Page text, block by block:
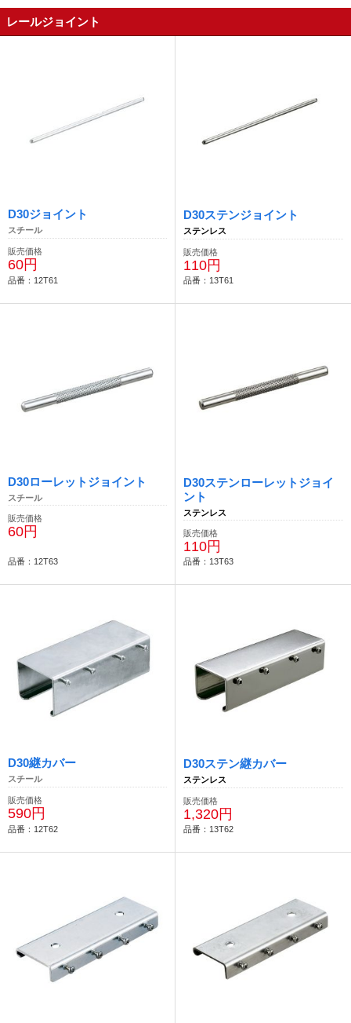
レールジョイント
D30ジョイント
スチール
販売価格
60円
品番：12T61
D30ステンジョイント
ステンレス
販売価格
110円
品番：13T61
D30ローレットジョイント
スチール
販売価格
60円
品番：12T63
D30ステンローレットジョイ
ント
ステンレス
販売価格
110円
品番：13T63
D30継カバー
スチール
販売価格
590円
品番：12T62
D30ステン継カバー
ステンレス
販売価格
1,320円
品番：13T62